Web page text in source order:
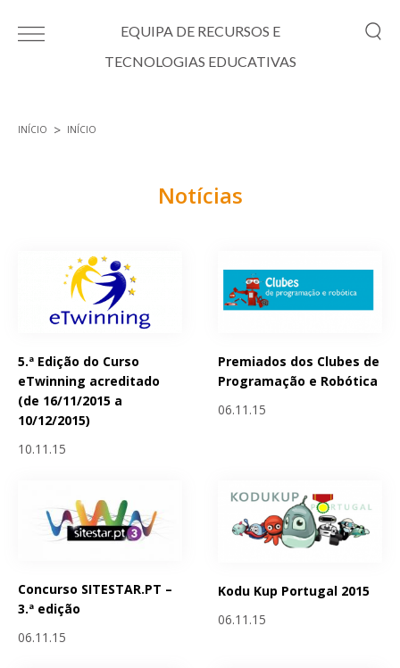
EQUIPA DE RECURSOS E
TECNOLOGIAS EDUCATIVAS
INÍCIO INÍCIO
Notícias
5.ª Edição do Curso
eTwinning acreditado
(de 16/11/2015 a
10/12/2015)
10.11.15
Premiados dos Clubes de
Programação e Robótica
06.11.15
Concurso SITESTAR.PT –
3.ª edição
06.11.15
Kodu Kup Portugal 2015
06.11.15
Páginas